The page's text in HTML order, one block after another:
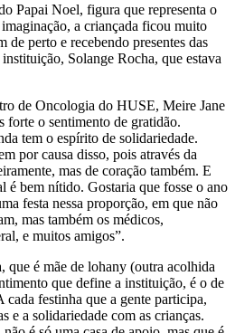
Papai Noel, figura que representa o
a criançada ficou muito
de perto e recebendo presentes das
Solange Rocha, que estava
de Oncologia do HUSE, Meire Jane
forte o sentimento de gratidão.
tem o espírito de solidariedade.
por causa disso, pois através da
mas de coração também. E
é bem nítido. Gostaria que fosse o ano
festa nessa proporção, em que não
mas também os médicos,
e muitos amigos”.
que é mãe de lohany (outra acolhida
que define a instituição, é o de
festinha que a gente participa,
e a solidariedade com as crianças.